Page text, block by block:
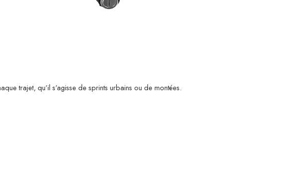
trajet, qu’il s’agisse de sprints urbains ou de montées.